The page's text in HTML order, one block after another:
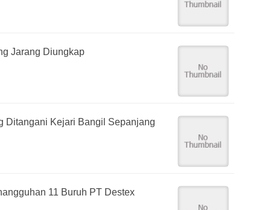
Jarang Diungkap
Ditangani Kejari Bangil Sepanjang
11 Buruh PT Destex